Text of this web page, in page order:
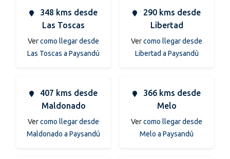
348 kms desde
Las Toscas
Vercomo llegar desde
Las Toscas a Paysandú
290 kms desde
Libertad
Vercomo llegar desde
Libertad a Paysandú
407 kms desde
Maldonado
Vercomo llegar desde
Maldonado a Paysandú
366 kms desde
Melo
Vercomo llegar desde
Melo a Paysandú